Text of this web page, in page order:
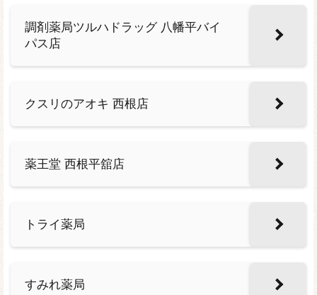
調剤薬局ツルハドラッグ 八幡平バイ
パス店
クスリのアオキ 西根店
薬王堂 西根平舘店
トライ薬局
すみれ薬局